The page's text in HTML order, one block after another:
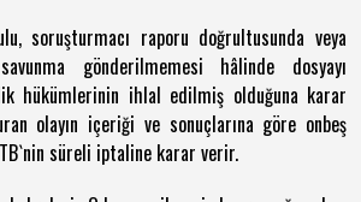
soruşturmacı raporu doğrultusunda veya
gönderilmemesi hâlinde dosyayı
hükümlerinin ihlal edilmiş olduğuna karar
olayın içeriği ve sonuçlarına göre onbeş
süreli iptaline karar verir.